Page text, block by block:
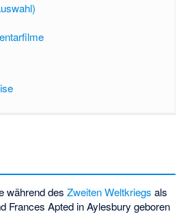
während desZweiten Weltkriegs als
Frances Apted in Aylesbury geboren